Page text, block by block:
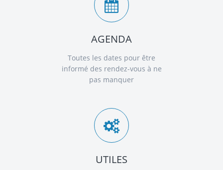
AGENDA
Toutes les dates pour être
informé des rendez-vous à ne
pas manquer
UTILES